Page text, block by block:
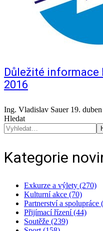
Důležité
2016
Ing. Vladislav Sauer 19.
Hledat
Kategorie
Exkurze a výlety (270)
Kulturní akce (70)
Partnerství a spolupráce
Přijímací řízení (44)
Soutěže (239)